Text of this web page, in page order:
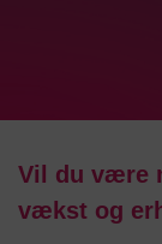
Vil du være
vækst og